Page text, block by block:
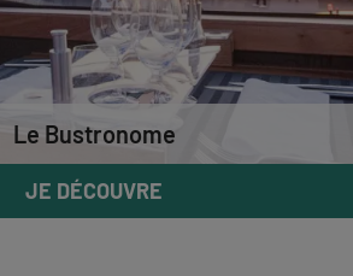
Le Bustronome
JE DÉCOUVRE